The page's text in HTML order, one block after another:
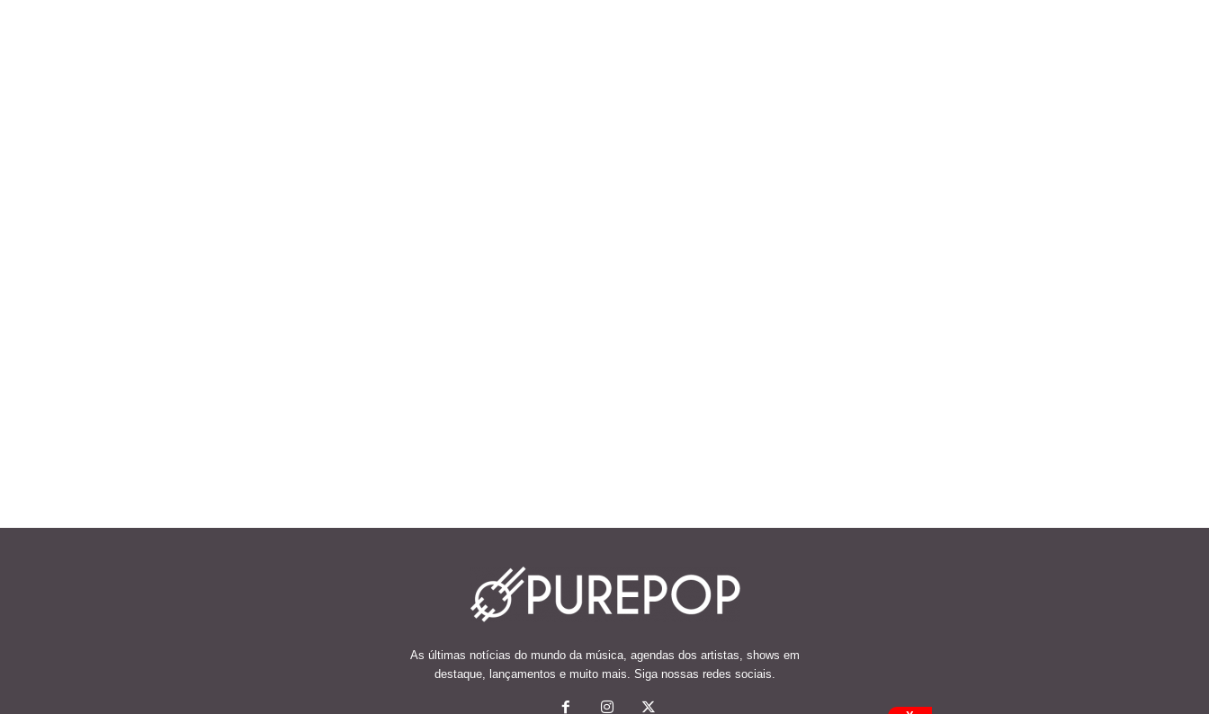
As últimas notícias do mundo da música, agendas dos artistas, shows em
destaque, lançamentos e muito mais. Siga nossas redes sociais.